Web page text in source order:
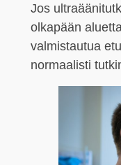
Jos
olkapään
valmistautua
normaalisti